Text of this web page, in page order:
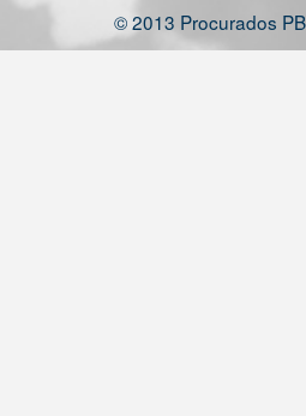
© 2013 Procurados